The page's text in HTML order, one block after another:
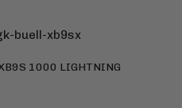
1000 LIGHTNING